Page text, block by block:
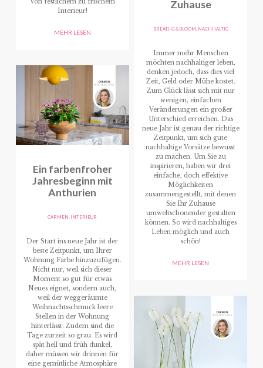
Interieur!
MEHR LESEN
Ein farbenfroher
Jahresbeginn mit
Anthurien
CARMEN INTERIEUR
Der Start ins neue Jahr ist der
beste Zeitpunkt, um Ihrer
Wohnung Farbe hinzuzufügen.
Nicht nur, weil sich dieser
Moment so gut für etwas
Neues eignet, sondern auch,
weil der weggeräumte
Weihnachtsschmuck leere
Stellen in der Wohnung
hinterlässt. Zudem sind die
Tage zurzeit so grau. Es wird
spät hell und früh dunkel,
daher müssen wir drinnen für
eine gemütliche Atmosphäre
Zuhause
BREATHE & BLOOM NACHHALTIG
Immer mehr Menschen
möchten nachhaltiger leben,
denken jedoch, dass dies viel
Zeit, Geld oder Mühe kostet.
Zum Glück lässt sich mit nur
wenigen, einfachen
Veränderungen ein großer
Unterschied erreichen. Das
neue Jahr ist genau der richtige
Zeitpunkt, um sich gute
nachhaltige Vorsätze bewusst
zu machen. Um Sie zu
inspirieren, haben wir drei
einfache, doch effektive
Möglichkeiten
zusammengestellt, mit denen
Sie Ihr Zuhause
umweltschonender gestalten
können. So wird nachhaltiges
Leben möglich und auch
schön!
MEHR LESEN